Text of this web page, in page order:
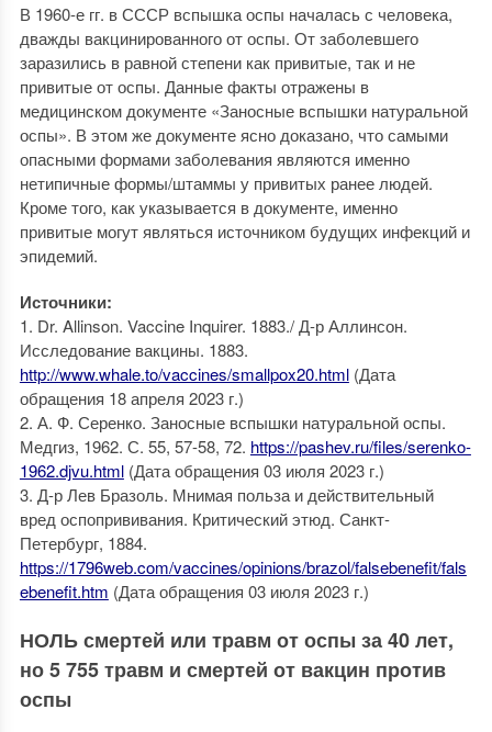
В 1960-е гг. в СССР вспышка оспы началась с человека,
дважды вакцинированного от оспы. От заболевшего
заразились в равной степени как привитые, так и не
привитые от оспы. Данные факты отражены в
медицинском документе «Заносные вспышки натуральной
оспы». В этом же документе ясно доказано, что самыми
опасными формами заболевания являются именно
нетипичные формы/штаммы у привитых ранее людей.
Кроме того, как указывается в документе, именно
привитые могут являться источником будущих инфекций и
эпидемий.
Источники:
1. Dr. Allinson. Vaccine Inquirer. 1883./ Д-р Аллинсон.
Исследование вакцины. 1883.
http://www.whale.to/vaccines/smallpox20.html(Дата
обращения 18 апреля 2023 г.)
2. А. Ф. Серенко. Заносные вспышки натуральной оспы.
Медгиз, 1962. С. 55, 57-58, 72. https://pashev.ru/files/serenko-
1962.djvu.html(Дата обращения 03 июля 2023 г.)
3. Д-р Лев Бразоль. Мнимая польза и действительный
вред оспопрививания. Критический этюд. Санкт-
Петербург, 1884.
https://1796web.com/vaccines/opinions/brazol/falsebenefit/fals
ebenefit.htm (Дата обращения 03 июля 2023 г.)
НОЛЬ смертей или травм от оспы за 40 лет,
но 5 755 травм и смертей от вакцин против
оспы